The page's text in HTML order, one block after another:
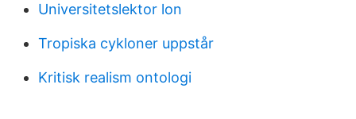
Universitetslektor lon
Tropiska cykloner uppstår
Kritisk realism ontologi